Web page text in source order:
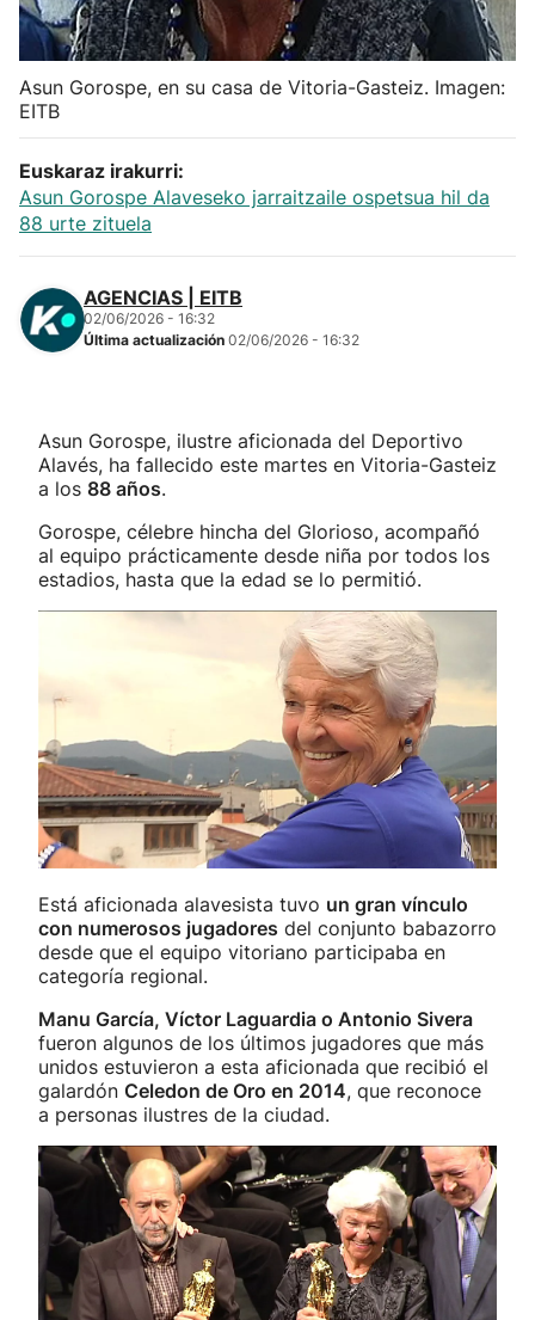
Carreras de montaña
Más deportes
"Helmuga"
Asun Gorospe, en su casa de Vitoria-Gasteiz. Imagen:
EITB
Euskaraz irakurri:
Asun Gorospe Alaveseko jarraitzaile ospetsua hil da
88 urte zituela
AGENCIAS | EITB
02/06/2026 - 16:32
Última actualización 02/06/2026 - 16:32
Asun Gorospe, ilustre aficionada del Deportivo
Alavés, ha fallecido este martes en Vitoria-Gasteiz
a los 88 años.
Gorospe, célebre hincha del Glorioso, acompañó
al equipo prácticamente desde niña por todos los
estadios, hasta que la edad se lo permitió.
Está aficionada alavesista tuvo un gran vínculo
con numerosos jugadores del conjunto babazorro
desde que el equipo vitoriano participaba en
categoría regional.
Manu García, Víctor Laguardia o Antonio Sivera
fueron algunos de los últimos jugadores que más
unidos estuvieron a esta aficionada que recibió el
galardón Celedon de Oro en 2014, que reconoce
a personas ilustres de la ciudad.